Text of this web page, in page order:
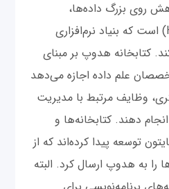
روی بزرگ داده‌ها،
کتابخانه هدوپ (Hadoop) است که بنیاد نرم‌افزاری
کتابخانه هدوپ بر مبنای
علم داده اجازه می‌دهد
وظایف مرتبط با مدیریت
دهند. کتابخانه‌ها و
توسعه پیدا کرده‌اند که از
را به هدوپ ارسال کرد. البته